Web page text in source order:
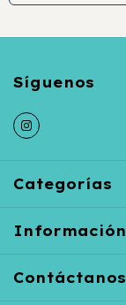
Categorías
Información
Contáctanos